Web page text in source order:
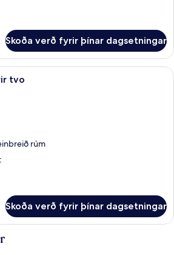
Skoða verð fyrir þínar dagsetningar
Superior-herbergi fyrir tvo |
tvo
rúm
Skoða verð fyrir þínar dagsetningar